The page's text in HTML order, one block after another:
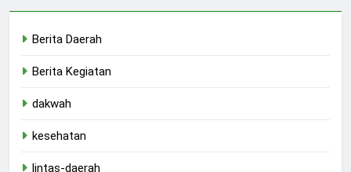
Berita Daerah
Berita Kegiatan
dakwah
kesehatan
lintas-daerah